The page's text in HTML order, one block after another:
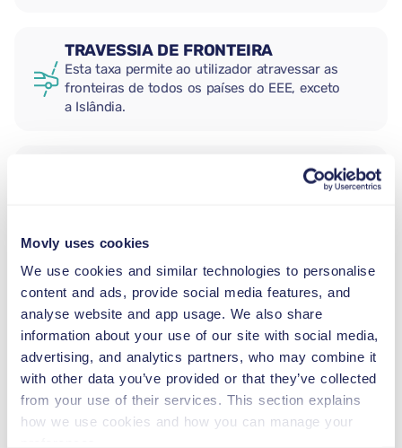
Movly uses cookies
We use cookies and similar technologies to personalise
content and ads, provide social media features, and
analyse website and app usage. We also share
information about your use of our site with social media,
advertising, and analytics partners, who may combine it
with other data you’ve provided or that they’ve collected
from your use of their services. This section explains
how we use cookies and how you can manage your
TRAVESSIA DE FRONTEIRA
Esta taxa permite ao utilizador atravessar as
fronteiras de todos os países do EEE, exceto
a Islândia.
CADEIRA AUTO PARA RECÉM-
NASCIDOS
2,5–13 kg
CADEIRA AUTO PARA CRIANÇAS
PEQUENAS
9–18 kg